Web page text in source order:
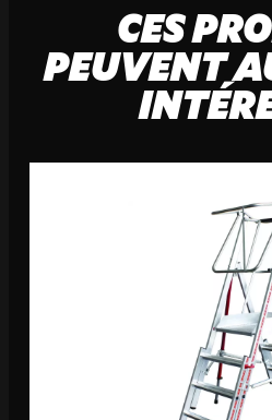
CES
PEUVENT